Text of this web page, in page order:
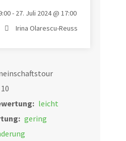
- 27. Juli 2024 @ 17:00
Irina Olarescu-Reuss
10
leicht
gering